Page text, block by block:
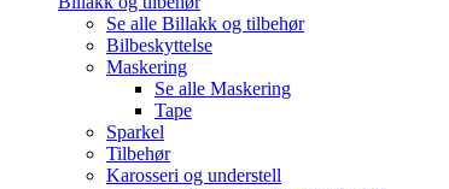
Se alle Billakk og tilbehør
Bilbeskyttelse
Maskering
Se alle Maskering
Tape
Sparkel
Tilbehør
Karosseri og understell